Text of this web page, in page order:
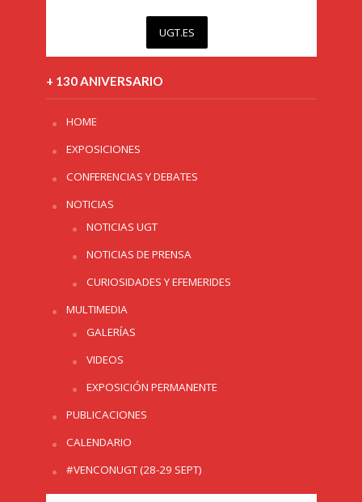
UGT.ES
+ 130 ANIVERSARIO
HOME
EXPOSICIONES
CONFERENCIAS Y DEBATES
NOTICIAS
NOTICIAS UGT
NOTICIAS DE PRENSA
CURIOSIDADES Y EFEMERIDES
MULTIMEDIA
GALERÍAS
VIDEOS
EXPOSICIÓN PERMANENTE
PUBLICACIONES
CALENDARIO
#VENCONUGT (28-29 SEPT)